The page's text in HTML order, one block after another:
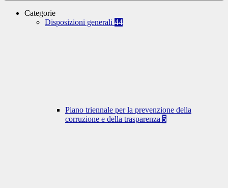
Categorie
Disposizioni generali 44
Piano triennale per la prevenzione della
corruzione e della trasparenza 5